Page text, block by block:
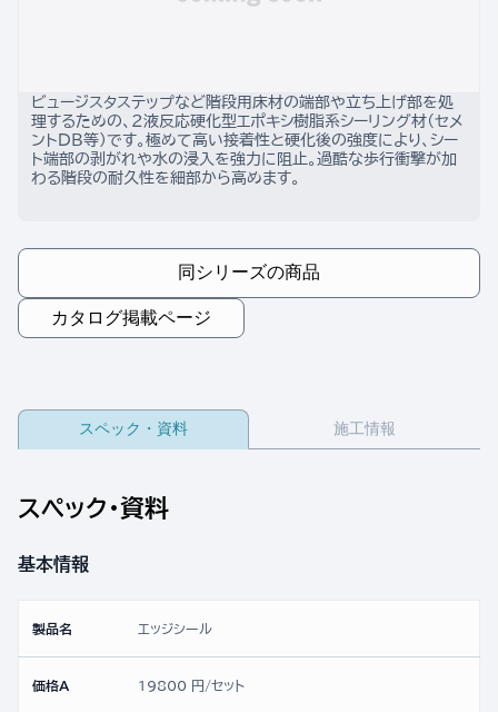
ビュージスタステップなど階段用床材の端部や立ち上げ部を処
理するための、2液反応硬化型エポキシ樹脂系シーリング材（セメ
ントDB等）です。極めて高い接着性と硬化後の強度により、シー
ト端部の剥がれや水の浸入を強力に阻止。過酷な歩行衝撃が加
わる階段の耐久性を細部から高めます。
同シリーズの商品
カタログ掲載ページ
スペック・資料 施工情報
スペック・資料
基本情報
製品名 エッジシール
価格A 19800 円/セット